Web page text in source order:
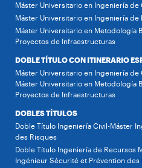
Máster Universitario en Ingeniería de
Máster Universitario en Ingeniería de
Máster Universitario en Metodología
Proyectos de Infraestructuras
DOBLE TÍTULO CON ITINERARIO
Máster Universitario en Ingeniería de
Máster Universitario en Metodología
Proyectos de Infraestructuras
DOBLES TÍTULOS
Doble Título Ingeniería Civil-Máster
des Risques
Doble Título Ingeniería de Recursos
Ingénieur Sécurité et Prévention des